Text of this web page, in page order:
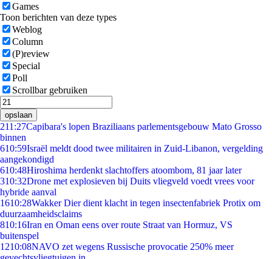
Games
Toon berichten van deze types
Weblog
Column
(P)review
Special
Poll
Scrollbar gebruiken
opslaan
211:27Capibara's lopen Braziliaans parlementsgebouw Mato Grosso
binnen
610:59Israël meldt dood twee militairen in Zuid-Libanon, vergelding
aangekondigd
610:48Hiroshima herdenkt slachtoffers atoombom, 81 jaar later
310:32Drone met explosieven bij Duits vliegveld voedt vrees voor
hybride aanval
1610:28Wakker Dier dient klacht in tegen insectenfabriek Protix om
duurzaamheidsclaims
810:16Iran en Oman eens over route Straat van Hormuz, VS
buitenspel
1210:08NAVO zet wegens Russische provocatie 250% meer